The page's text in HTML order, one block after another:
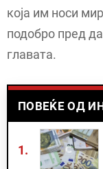
која им носи
подобро пред
главата.
ПОВЕЌЕ ОД
1.